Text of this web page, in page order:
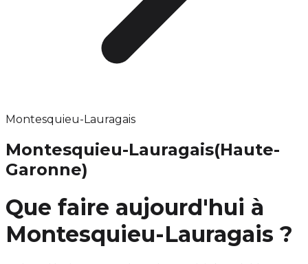
Montesquieu-Lauragais
Montesquieu-Lauragais(Haute-
Garonne)
Que faire aujourd'hui à
Montesquieu-Lauragais ?